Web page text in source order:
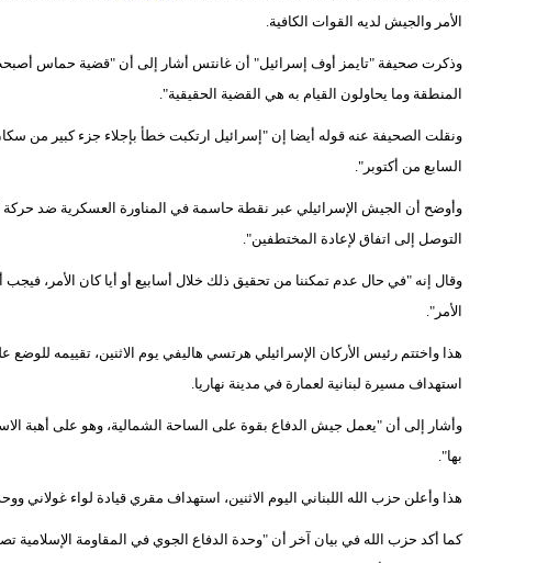
الأمر والجيش لديه القوات الكافية.
وذكرت صحيفة "تايمز أوف إسرائيل" أن غانتس أشار إلى أن "قضية حماس أصبحت
المنطقة وما يحاولون القيام به هي القضية الحقيقية".
ونقلت الصحيفة عنه قوله أيضا إن "إسرائيل ارتكبت خطأ بإجلاء جزء كبير من
السابع من أكتوبر".
وأوضح أن الجيش الإسرائيلي عبر نقطة حاسمة في المناورة العسكرية ضد
التوصل إلى اتفاق لإعادة المختطفين".
وقال إنه "في حال عدم تمكننا من تحقيق ذلك خلال أسابيع أو أيا كان الأمر،
الأمر".
هذا واختتم رئيس الأركان الإسرائيلي هرتسي هاليفي يوم الاثنين، تقييمه
استهداف مسيرة لبنانية لعمارة في مدينة نهاريا.
وأشار إلى أن "يعمل جيش الدفاع بقوة على الساحة الشمالية، وهو على أهبة
بها".
هذا وأعلن حزب الله اللبناني اليوم الاثنين، استهداف مقري قيادة لواء
كما أكد حزب الله في بيان آخر أن "وحدة ‏الدفاع ‏الجوي في المقاومة